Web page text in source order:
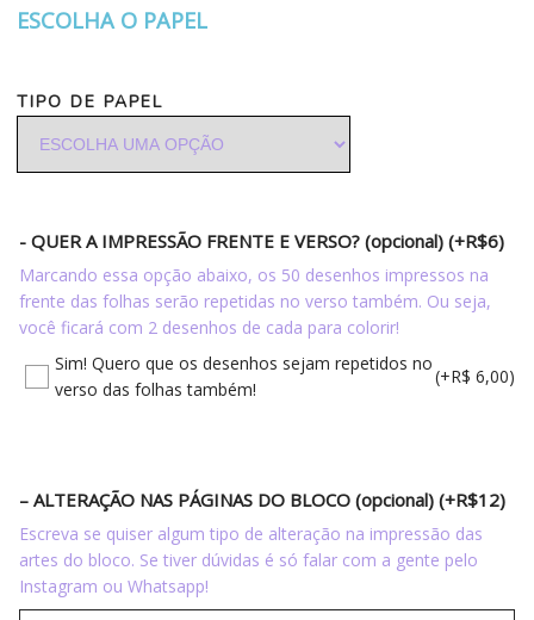
ESCOLHA O PAPEL
TIPO DE PAPEL
- QUER A IMPRESSÃO FRENTE E VERSO? (opcional) (+R$6)
Marcando essa opção abaixo, os 50 desenhos impressos na
frente das folhas serão repetidas no verso também. Ou seja,
você ficará com 2 desenhos de cada para colorir!
Sim! Quero que os desenhos sejam repetidos no
verso das folhas também!
(+R$ 6,00)
– ALTERAÇÃO NAS PÁGINAS DO BLOCO (opcional) (+R$12)
Escreva se quiser algum tipo de alteração na impressão das
artes do bloco. Se tiver dúvidas é só falar com a gente pelo
Instagram ou Whatsapp!